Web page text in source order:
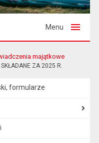
Menu
majątkowe
SKŁADANE ZA 2025 R.
formularze